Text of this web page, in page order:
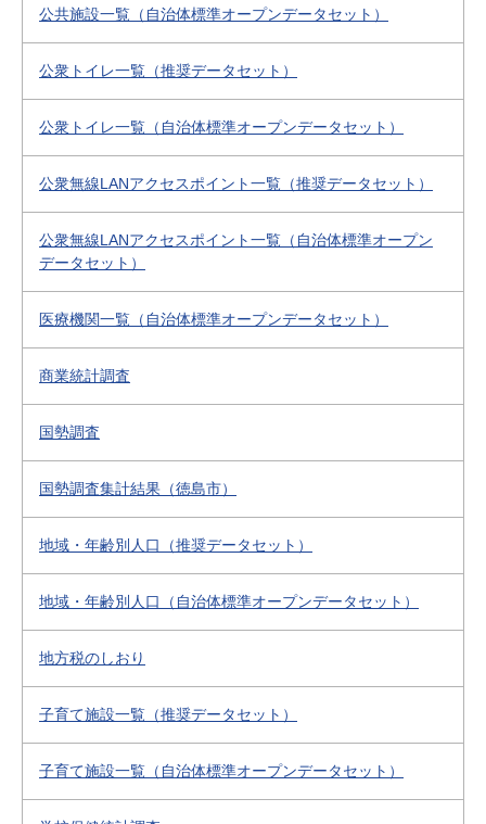
公共施設一覧（自治体標準オープンデータセット）
公衆トイレ一覧（推奨データセット）
公衆トイレ一覧（自治体標準オープンデータセット）
公衆無線LANアクセスポイント一覧（推奨データセット）
公衆無線LANアクセスポイント一覧（自治体標準オープン
データセット）
医療機関一覧（自治体標準オープンデータセット）
商業統計調査
国勢調査
国勢調査集計結果（徳島市）
地域・年齢別人口（推奨データセット）
地域・年齢別人口（自治体標準オープンデータセット）
地方税のしおり
子育て施設一覧（推奨データセット）
子育て施設一覧（自治体標準オープンデータセット）